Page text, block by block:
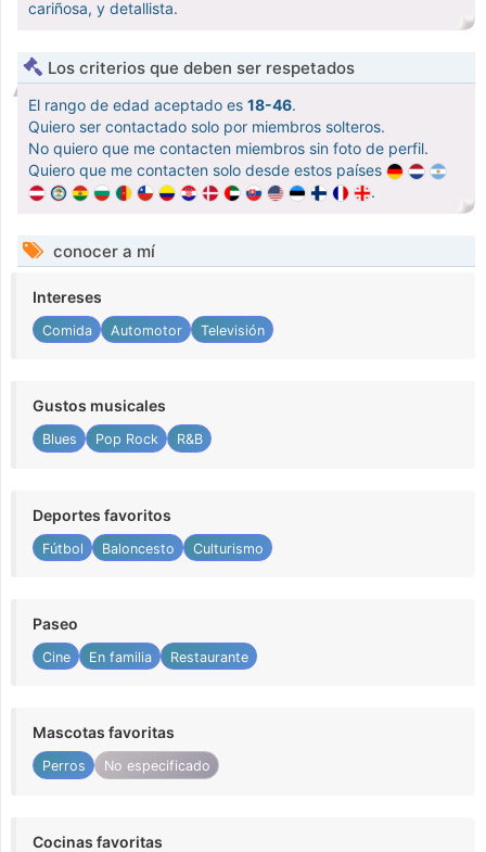
cariñosa, y detallista.
Los criterios que deben ser respetados
El rango de edad aceptado es 18-46.
Quiero ser contactado solo por miembros solteros.
No quiero que me contacten miembros sin foto de perfil.
Quiero que me contacten solo desde estos países
.
conocer a mí
Intereses
Comida Automotor Televisión
Gustos musicales
Blues Pop Rock R&B
Deportes favoritos
Fútbol Baloncesto Culturismo
Paseo
Cine En familia Restaurante
Mascotas favoritas
Perros No especificado
Cocinas favoritas